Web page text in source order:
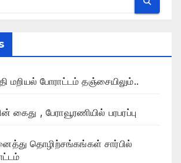
மறியல் போராட்டம் தஞ்சையிலும்..
கைது , பேராவூரணியில் பரபரப்பு
தொழிற்சங்கங்கள் சார்பில்